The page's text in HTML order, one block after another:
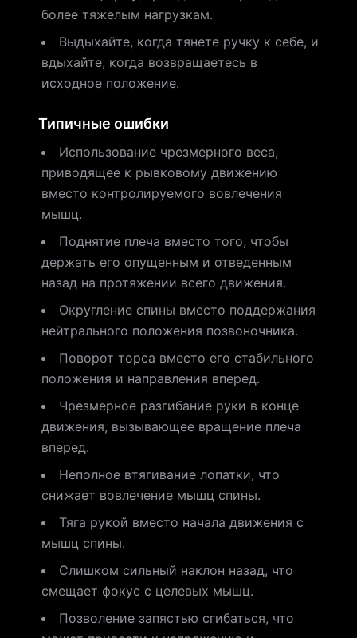
более тяжелым нагрузкам.
Выдыхайте, когда тянете ручку к себе, и
вдыхайте, когда возвращаетесь в
исходное положение.
Типичные ошибки
Использование чрезмерного веса,
приводящее к рывковому движению
вместо контролируемого вовлечения
мышц.
Поднятие плеча вместо того, чтобы
держать его опущенным и отведенным
назад на протяжении всего движения.
Округление спины вместо поддержания
нейтрального положения позвоночника.
Поворот торса вместо его стабильного
положения и направления вперед.
Чрезмерное разгибание руки в конце
движения, вызывающее вращение плеча
вперед.
Неполное втягивание лопатки, что
снижает вовлечение мышц спины.
Тяга рукой вместо начала движения с
мышц спины.
Слишком сильный наклон назад, что
смещает фокус с целевых мышц.
Позволение запястью сгибаться, что